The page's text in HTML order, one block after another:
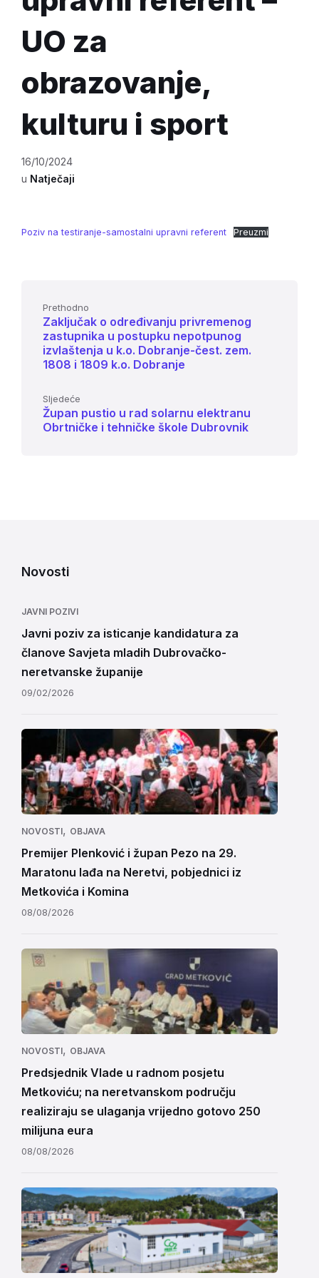
UO za
obrazovanje,
kulturu i sport
16/10/2024
u Natječaji
Poziv na testiranje-samostalni upravni referent Preuzmi
Prethodno
Zaključak o određivanju privremenog
zastupnika u postupku nepotpunog
izvlaštenja u k.o. Dobranje-čest. zem.
1808 i 1809 k.o. Dobranje
Sljedeće
Župan pustio u rad solarnu elektranu
Obrtničke i tehničke škole Dubrovnik
Novosti
JAVNI POZIVI
Javni poziv za isticanje kandidatura za
članove Savjeta mladih Dubrovačko-
neretvanske županije
09/02/2026
NOVOSTI, OBJAVA
Premijer Plenković i župan Pezo na 29.
Maratonu lađa na Neretvi, pobjednici iz
Metkovića i Komina
08/08/2026
NOVOSTI, OBJAVA
Predsjednik Vlade u radnom posjetu
Metkoviću; na neretvanskom području
realiziraju se ulaganja vrijedno gotovo 250
milijuna eura
08/08/2026